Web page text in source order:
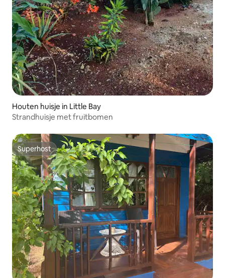
Houten huisje in Little Bay
Strandhuisje met fruitbomen
Superhost
Superhost